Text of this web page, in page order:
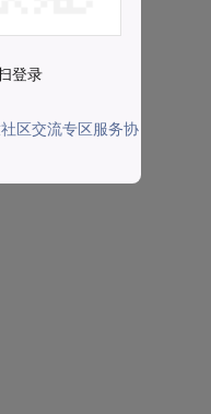
登录
社区交流专区服务协